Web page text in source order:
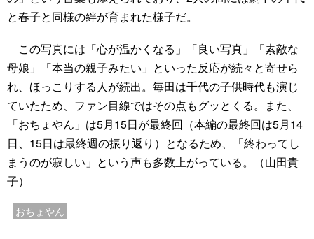
と春子と同様の絆が育まれた様子だ。
この写真には「心が温かくなる」「良い写真」「素敵な
母娘」「本当の親子みたい」といった反応が続々と寄せら
れ、ほっこりする人が続出。毎田は千代の子供時代も演じ
ていたため、ファン目線ではその点もグッとくる。また、
「おちょやん」は5月15日が最終回（本編の最終回は5月14
日、15日は最終週の振り返り）となるため、「終わってし
まうのが寂しい」という声も多数上がっている。（山田貴
子）
おちょやん